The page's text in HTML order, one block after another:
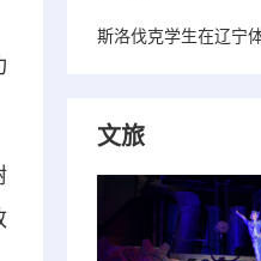
斯洛伐克学生在辽宁
文旅